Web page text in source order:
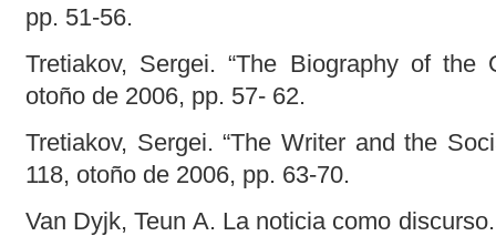
pp. 51-56.
Tretiakov, Sergei. “The Biography of the
otoño de 2006, pp. 57- 62.
Tretiakov, Sergei. “The Writer and the
118, otoño de 2006, pp. 63-70.
Van Dyjk, Teun A. La noticia como